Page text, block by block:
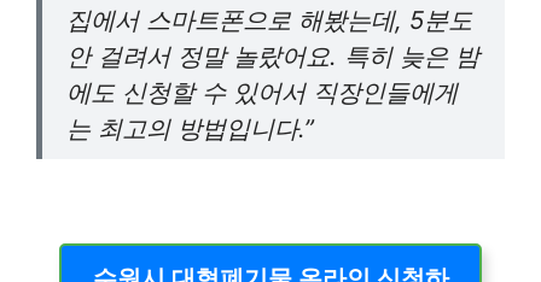
집에서 스마트폰으로 해봤는데, 5분도
안 걸려서 정말 놀랐어요. 특히 늦은 밤
에도 신청할 수 있어서 직장인들에게
는 최고의 방법입니다.”